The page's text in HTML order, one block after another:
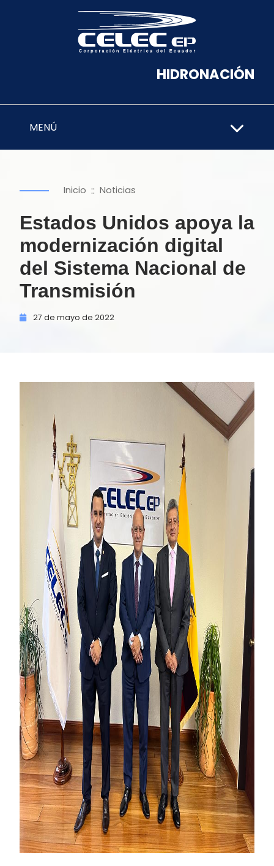
HIDRONACIÓN
MENÚ
Inicio :: Noticias
Estados Unidos apoya la
modernización digital
del Sistema Nacional de
Transmisión
27 de mayo de 2022